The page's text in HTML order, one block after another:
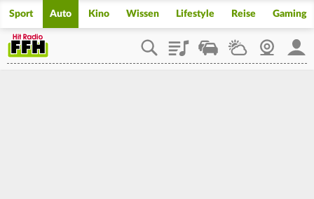
Sport Auto Kino Wissen Lifestyle Reise Gaming
PlaylistStaupilotWetterWebcam